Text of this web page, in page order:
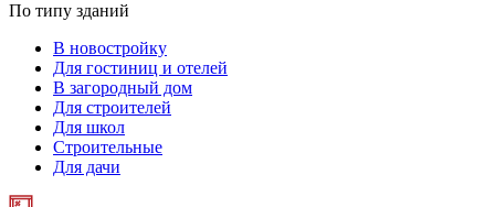
По типу зданий
В новостройку
Для гостиниц и отелей
В загородный дом
Для строителей
Для школ
Строительные
Для дачи